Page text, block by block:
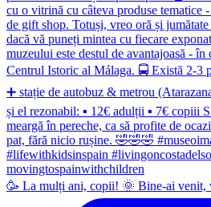
🥳 La mulți ani, copii! 🌞 Bine-ai